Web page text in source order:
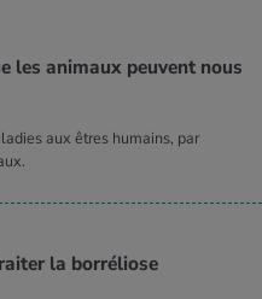
les ani­maux peuvent nous
aux êtres humains, par
la bor­ré­liose